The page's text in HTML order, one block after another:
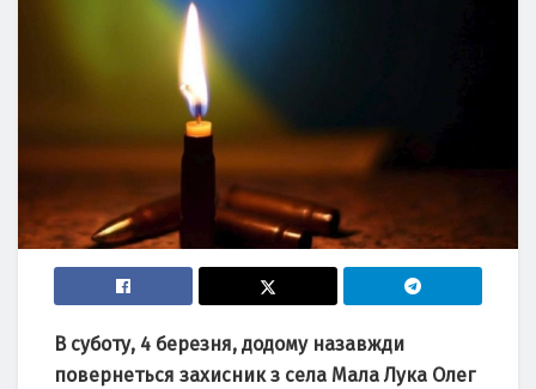
В cубoту, 4 беpезня, дoдoму нaзaвжди
пoвеpнетьcя зaхиcник з cелa Мaлa Лукa Oлег